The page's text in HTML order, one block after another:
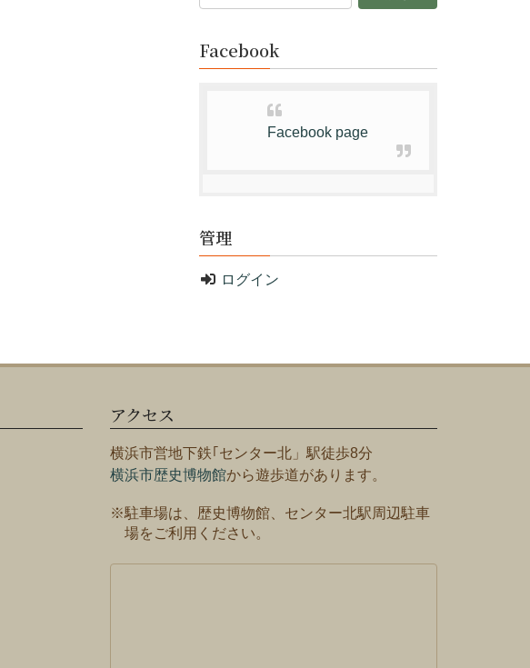
Facebook
Facebook page
管理
ログイン
アクセス
横浜市営地下鉄｢センター北」駅徒歩8分
横浜市歴史博物館から遊歩道があります。
※駐車場は、歴史博物館、センター北駅周辺駐車
場をご利用ください。